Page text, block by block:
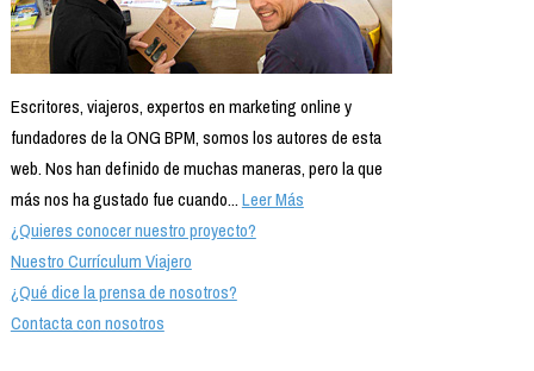
Escritores, viajeros, expertos en marketing online y
fundadores de la ONG BPM, somos los autores de esta
web. Nos han definido de muchas maneras, pero la que
más nos ha gustado fue cuando...Leer Más
¿Quieres conocer nuestro proyecto?
Nuestro Currículum Viajero
¿Qué dice la prensa de nosotros?
Contacta con nosotros